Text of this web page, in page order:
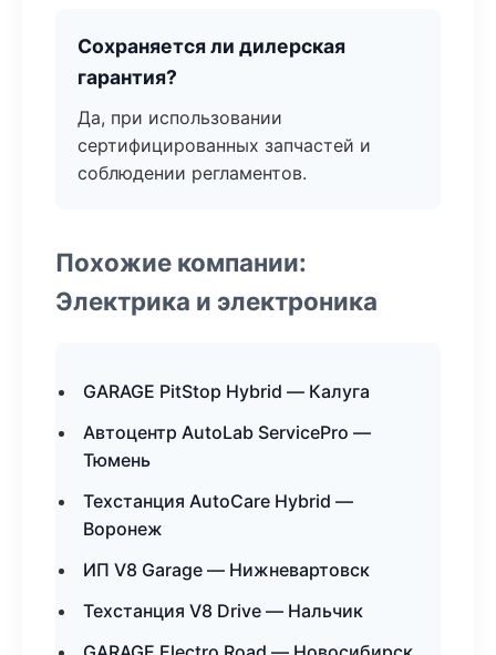
Сохраняется ли дилерская
гарантия?
Да, при использовании
сертифицированных запчастей и
соблюдении регламентов.
Похожие компании:
Электрика и электроника
GARAGE PitStop Hybrid — Калуга
Автоцентр AutoLab ServicePro —
Тюмень
Техстанция AutoCare Hybrid —
Воронеж
ИП V8 Garage — Нижневартовск
Техстанция V8 Drive — Нальчик